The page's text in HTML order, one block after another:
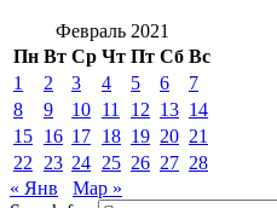
Февраль 2021
Пн Вт Ср Чт Пт Сб Вс
1
2 3 4 5 6
7
8
9 10 11 12 13 14
15 16 17 18 19 20 21
22
23 24 25 26 27 28
« Янв
Мар »